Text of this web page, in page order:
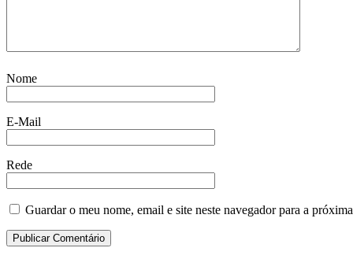
Nome
E-Mail
Rede
Guardar o meu nome, email e site neste navegador para a